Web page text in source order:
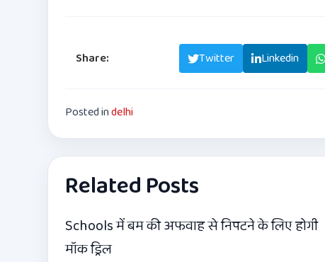
Share: Twitter Linkedin
Posted indelhi
Related Posts
Schools में बम की अफवाह से निपटने के लिए होगी
मॉक ड्रिल